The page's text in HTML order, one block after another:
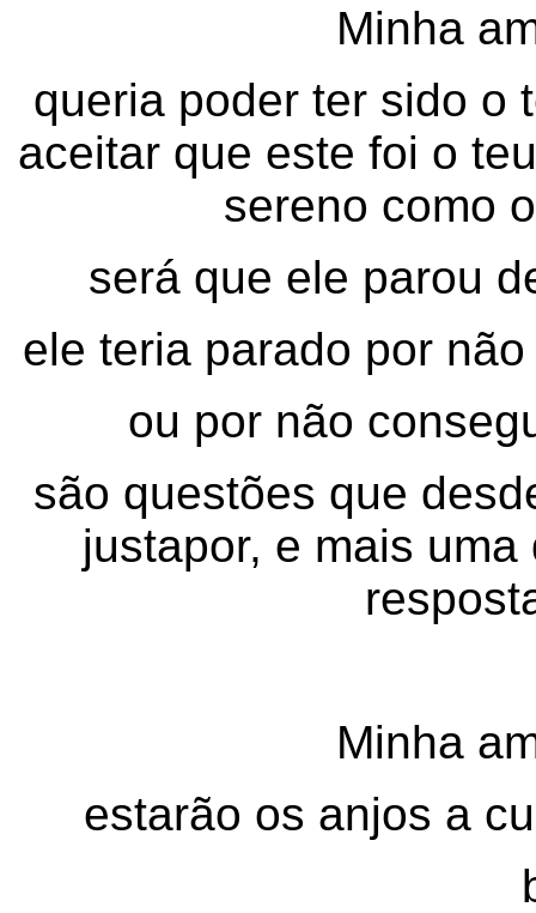
Minha
queria poder ter sido o
aceitar que este foi o
sereno como
será que ele parou
ele teria parado por
ou por não
são questões que
justapor, e mais
Minha
estarão os anjos a